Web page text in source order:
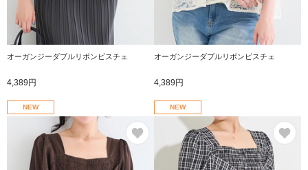
オーガンジーダブルリボンビスチェ
4,389円
オーガンジーダブルリボンビスチェ
4,389円
NEW
お気に入り
NEW